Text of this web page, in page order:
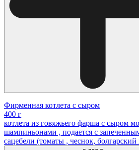
Фирменная котлета с сыром
400 г
котлета из говяжьего фарша с сыром
шампиньонами , подается с
сацебели (томаты , чеснок, болгарский